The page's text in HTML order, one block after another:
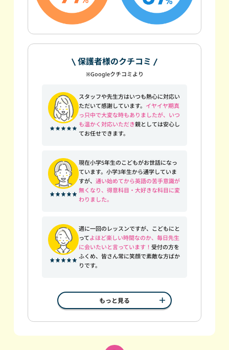
保護者様のクチコミ
※Googleクチコミより
スタッフや先生方はいつも熱心に対応い
ただいて感謝しています。 イヤイヤ期真
っ只中で大変な時もありましたが、いつ
も温かく対応いただき親としては安心し
てお任せできます。
現在小学5年生のこどもがお世話になっ
ています。小学3年生から通学していま
すが、 通い始めてから英語の苦手意識が
無くなり、得意科目・大好きな科目に変
わりました。
週に一回のレッスンですが、こどもにと
ってよほど楽しい時間なのか、毎日先生
に会いたいと言っています！ 受付の方を
ふくめ、皆さん常に笑顔で素敵な方ばか
りです。
もっと見る